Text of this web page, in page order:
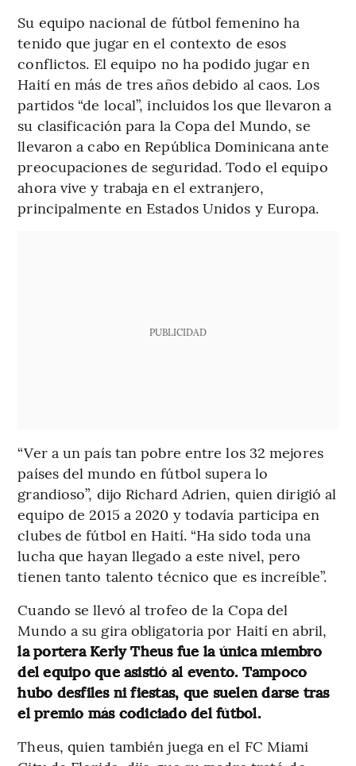
Su equipo nacional de fútbol femenino ha
tenido que jugar en el contexto de esos
conflictos. El equipo no ha podido jugar en
Haití en más de tres años debido al caos. Los
partidos “de local”, incluidos los que llevaron a
su clasificación para la Copa del Mundo, se
llevaron a cabo en República Dominicana ante
preocupaciones de seguridad. Todo el equipo
ahora vive y trabaja en el extranjero,
principalmente en Estados Unidos y Europa.
PUBLICIDAD
“Ver a un país tan pobre entre los 32 mejores
países del mundo en fútbol supera lo
grandioso”, dijo Richard Adrien, quien dirigió al
equipo de 2015 a 2020 y todavía participa en
clubes de fútbol en Haití. “Ha sido toda una
lucha que hayan llegado a este nivel, pero
tienen tanto talento técnico que es increíble”.
Cuando se llevó al trofeo de la Copa del
Mundo a su gira obligatoria por Haití en abril,
la portera Kerly Theus fue la única miembro
del equipo que asistió al evento. Tampoco
hubo desfiles ni fiestas, que suelen darse tras
el premio más codiciado del fútbol.
Theus, quien también juega en el FC Miami